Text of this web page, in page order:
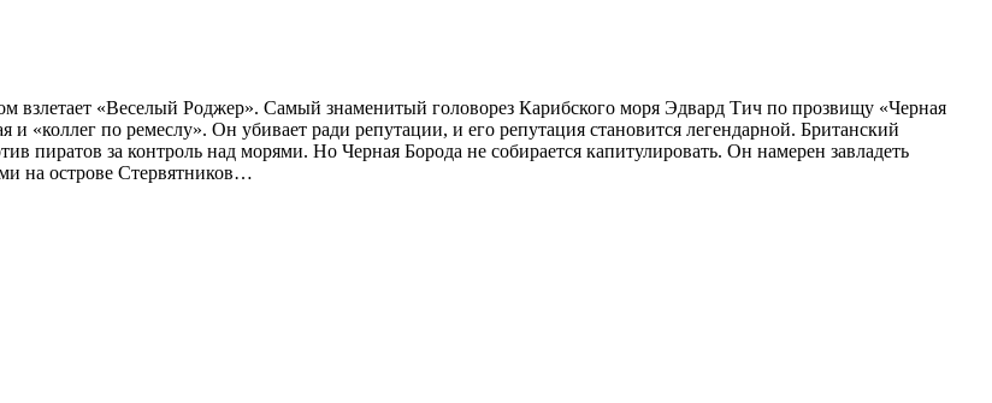
взлетает «Веселый Роджер». Самый знаменитый головорез Карибского моря Эдвард Тич по прозвищу «Черная
«коллег по ремеслу». Он убивает ради репутации, и его репутация становится легендарной. Британский
пиратов за контроль над морями. Но Черная Борода не собирается капитулировать. Он намерен завладеть
на острове Стервятников…